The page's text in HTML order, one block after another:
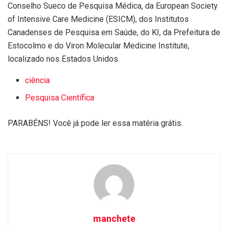
Conselho Sueco de Pesquisa Médica, da European Society
of Intensive Care Medicine (ESICM), dos Institutos
Canadenses de Pesquisa em Saúde, do KI, da Prefeitura de
Estocolmo e do Viron Molecular Medicine Institute,
localizado nos Estados Unidos.
ciência
Pesquisa Científica
PARABÉNS! Você já pode ler essa matéria grátis.
manchete